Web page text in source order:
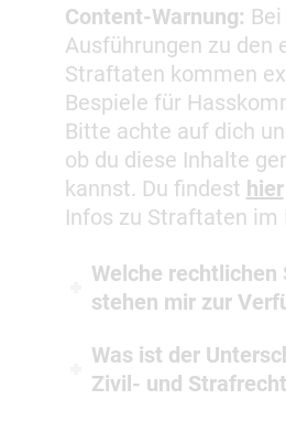
Content-Warnung:
Ausführungen zu den
Straftaten kommen
Bespiele für
Bitte achte auf dich
ob du diese Inhalte
kannst. Du findest hier
Infos zu Straftaten im
Welche rechtlichen
stehen mir zur
Was ist der
Zivil- und